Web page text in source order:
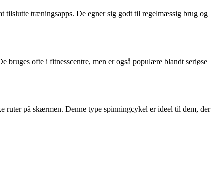
tilslutte træningsapps. De egner sig godt til regelmæssig brug og
bruges ofte i fitnesscentre, men er også populære blandt seriøse
på skærmen. Denne type spinningcykel er ideel til dem, der